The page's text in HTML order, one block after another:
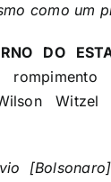
como um
DO